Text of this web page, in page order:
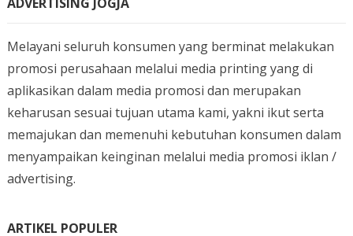
Melayani seluruh konsumen yang berminat melakukan
promosi perusahaan melalui media printing yang di
aplikasikan dalam media promosi dan merupakan
keharusan sesuai tujuan utama kami, yakni ikut serta
memajukan dan memenuhi kebutuhan konsumen dalam
menyampaikan keinginan melalui media promosi iklan /
advertising.
ARTIKEL POPULER